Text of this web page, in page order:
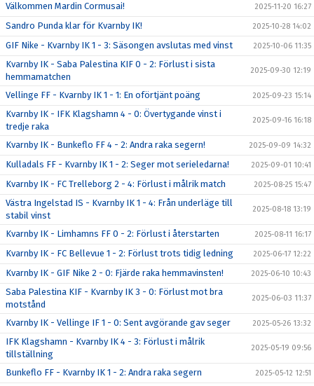
Välkommen Mardin Cormusai! 2025-11-20 16:27
Sandro Punda klar för Kvarnby IK! 2025-10-28 14:02
GIF Nike - Kvarnby IK 1 - 3: Säsongen avslutas med vinst 2025-10-06 11:35
Kvarnby IK - Saba Palestina KIF 0 - 2: Förlust i sista
hemmamatchen
2025-09-30 12:19
Vellinge FF - Kvarnby IK 1 - 1: En oförtjänt poäng 2025-09-23 15:14
Kvarnby IK - IFK Klagshamn 4 - 0: Övertygande vinst i
tredje raka
2025-09-16 16:18
Kvarnby IK - Bunkeflo FF 4 - 2: Andra raka segern! 2025-09-09 14:32
Kulladals FF - Kvarnby IK 1 - 2: Seger mot serieledarna! 2025-09-01 10:41
Kvarnby IK - FC Trelleborg 2 - 4: Förlust i målrik match 2025-08-25 15:47
Västra Ingelstad IS - Kvarnby IK 1 - 4: Från underläge till
stabil vinst
2025-08-18 13:19
Kvarnby IK - Limhamns FF 0 - 2: Förlust i återstarten 2025-08-11 16:17
Kvarnby IK - FC Bellevue 1 - 2: Förlust trots tidig ledning 2025-06-17 12:22
Kvarnby IK - GIF Nike 2 - 0: Fjärde raka hemmavinsten! 2025-06-10 10:43
Saba Palestina KIF - Kvarnby IK 3 - 0: Förlust mot bra
motstånd
2025-06-03 11:37
Kvarnby IK - Vellinge IF 1 - 0: Sent avgörande gav seger 2025-05-26 13:32
IFK Klagshamn - Kvarnby IK 4 - 3: Förlust i målrik
tillställning
2025-05-19 09:56
Bunkeflo FF - Kvarnby IK 1 - 2: Andra raka segern 2025-05-12 12:51